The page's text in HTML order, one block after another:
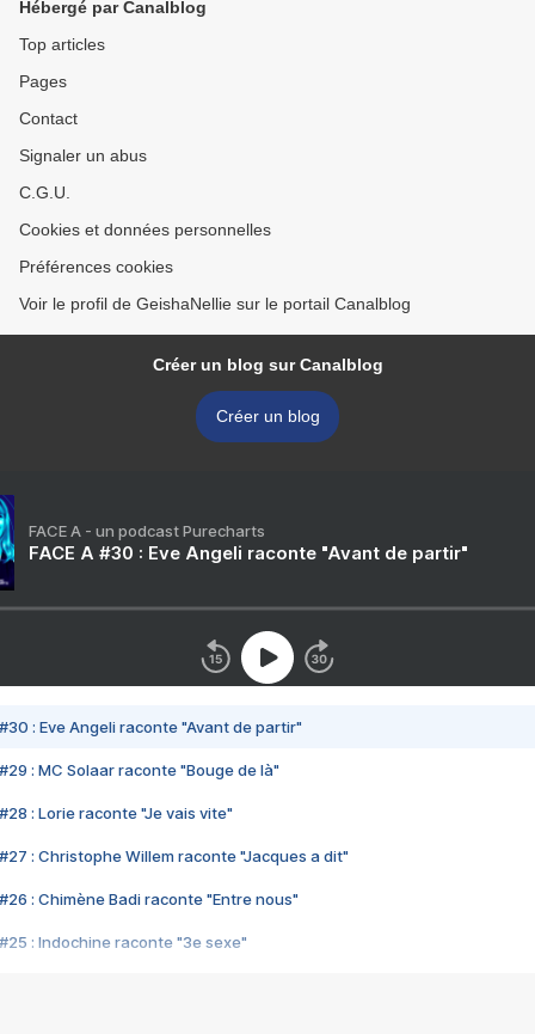
Hébergé par Canalblog
Top articles
Pages
Contact
Signaler un abus
C.G.U.
Cookies et données personnelles
Préférences cookies
Voir le profil de GeishaNellie sur le portail Canalblog
Créer un blog sur Canalblog
Créer un blog
FACE A - un podcast Purecharts
FACE A #30 : Eve Angeli raconte "Avant de partir"
#30 : Eve Angeli raconte "Avant de partir"
#29 : MC Solaar raconte "Bouge de là"
#28 : Lorie raconte "Je vais vite"
#27 : Christophe Willem raconte "Jacques a dit"
#26 : Chimène Badi raconte "Entre nous"
#25 : Indochine raconte "3e sexe"